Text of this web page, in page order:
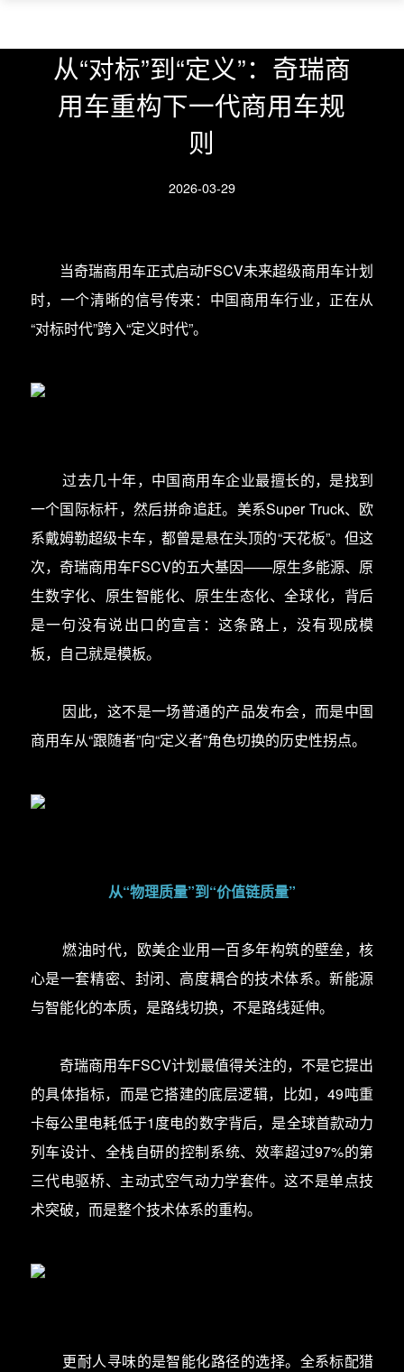
从“对标”到“定义”：奇瑞商
用车重构下一代商用车规
则
2026-03-29
当奇瑞商用车正式启动FSCV未来超级商用车计划
时，一个清晰的信号传来：中国商用车行业，正在从
“对标时代”跨入“定义时代”。
过去几十年，中国商用车企业最擅长的，是找到
一个国际标杆，然后拼命追赶。美系Super Truck、欧
系戴姆勒超级卡车，都曾是悬在头顶的“天花板”。但这
次，奇瑞商用车FSCV的五大基因——原生多能源、原
生数字化、原生智能化、原生生态化、全球化，背后
是一句没有说出口的宣言：这条路上，没有现成模
板，自己就是模板。
因此，这不是一场普通的产品发布会，而是中国
商用车从“跟随者”向“定义者”角色切换的历史性拐点。
从“物理质量”到“价值链质量”
燃油时代，欧美企业用一百多年构筑的壁垒，核
心是一套精密、封闭、高度耦合的技术体系。新能源
与智能化的本质，是路线切换，不是路线延伸。
奇瑞商用车FSCV计划最值得关注的，不是它提出
的具体指标，而是它搭建的底层逻辑，比如，49吨重
卡每公里电耗低于1度电的数字背后，是全球首款动力
列车设计、全栈自研的控制系统、效率超过97%的第
三代电驱桥、主动式空气动力学套件。这不是单点技
术突破，而是整个技术体系的重构。
更耐人寻味的是智能化路径的选择。全系标配猎